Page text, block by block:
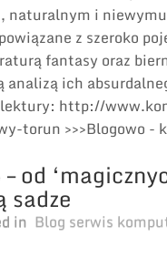
naturalnym i
z szeroko
fantasy oraz
ich
lektury: http://
torun >>>Blogowo -
od
sadze
in Blog serwis